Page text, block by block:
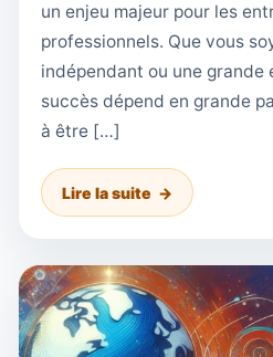
un enjeu majeur pour les
professionnels. Que vous
indépendant ou une grande
succès dépend en grande
à être […]
Lire la suite